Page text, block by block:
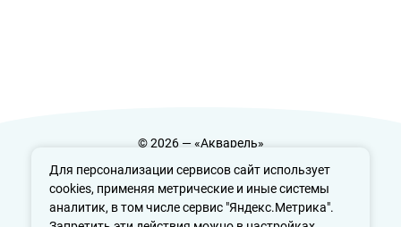
Для персонализации сервисов сайт использует
cookies, применяя метрические и иные системы
аналитик, в том числе сервис "Яндекс.Метрика".
© 2026 — «Акварель»
Политика конфиденциальности